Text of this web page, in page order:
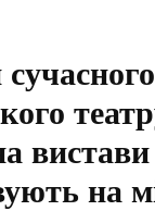
вистави
на